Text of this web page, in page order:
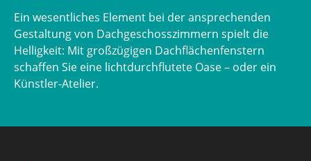
Ein wesentliches Element bei der ansprechenden
Gestaltung von Dachgeschosszimmern spielt die
Helligkeit: Mit großzügigen Dachflächenfenstern
schaffen Sie eine lichtdurchflutete Oase – oder ein
Künstler-Atelier.